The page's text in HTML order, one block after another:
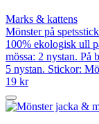
Marks & kattens
Mönster på
100% ekologisk ull
mössa: 2 nystan. På
5 nystan. Stickor:
19 kr